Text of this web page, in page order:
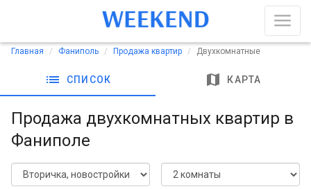
Главная Фаниполь Продажа квартир Двухкомнатные
list СПИСОК map КАРТА
Продажа двухкомнатных квартир в
Фаниполе